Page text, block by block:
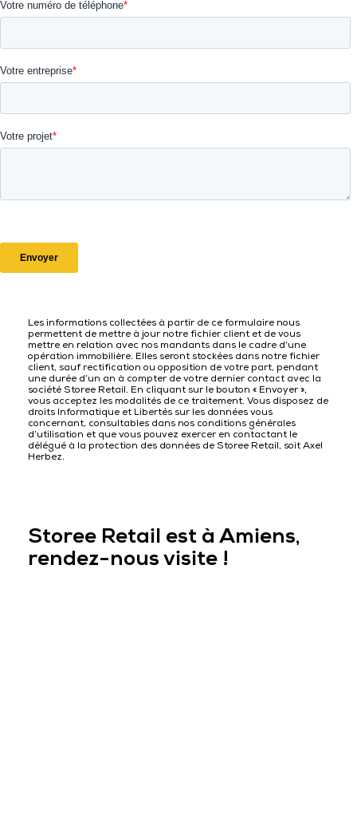
Les informations collectées à partir de ce formulaire nous
permettent de mettre à jour notre fichier client et de vous
mettre en relation avec nos mandants dans le cadre d’une
opération immobilière. Elles seront stockées dans notre fichier
client, sauf rectification ou opposition de votre part, pendant
une durée d’un an à compter de votre dernier contact avec la
société Storee Retail. En cliquant sur le bouton « Envoyer »,
vous acceptez les modalités de ce traitement. Vous disposez de
droits Informatique et Libertés sur les données vous
concernant, consultables dans nos conditions générales
d’utilisation et que vous pouvez exercer en contactant le
délégué à la protection des données de Storee Retail, soit Axel
Herbez.
Storee Retail est à Amiens,
rendez-nous visite !